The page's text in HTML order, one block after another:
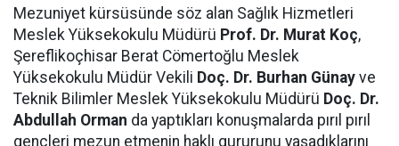
Mezuniyet kürsüsünde söz alan Sağlık Hizmetleri
Meslek Yüksekokulu Müdürü Prof. Dr. Murat Koç,
Şereflikoçhisar Berat Cömertoğlu Meslek
Yüksekokulu Müdür Vekili Doç. Dr. Burhan Günay ve
Teknik Bilimler Meslek Yüksekokulu Müdürü Doç. Dr.
Abdullah Orman da yaptıkları konuşmalarda pırıl pırıl
gençleri mezun etmenin haklı gururunu yaşadıklarını